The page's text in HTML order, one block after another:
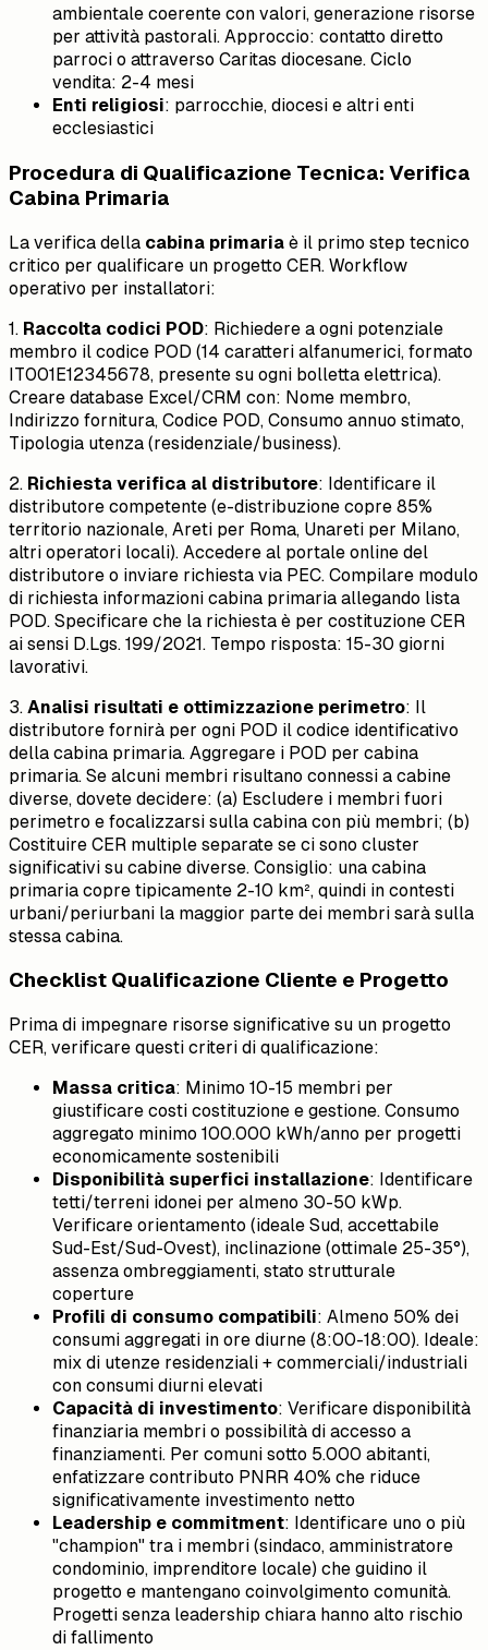
ambientale coerente con valori, generazione risorse
per attività pastorali. Approccio: contatto diretto
parroci o attraverso Caritas diocesane. Ciclo
vendita: 2-4 mesi
Enti religiosi: parrocchie, diocesi e altri enti
ecclesiastici
Procedura di Qualificazione Tecnica: Verifica
Cabina Primaria
La verifica della cabina primaria è il primo step tecnico
critico per qualificare un progetto CER. Workflow
operativo per installatori:
1. Raccolta codici POD: Richiedere a ogni potenziale
membro il codice POD (14 caratteri alfanumerici, formato
IT001E12345678, presente su ogni bolletta elettrica).
Creare database Excel/CRM con: Nome membro,
Indirizzo fornitura, Codice POD, Consumo annuo stimato,
Tipologia utenza (residenziale/business).
2. Richiesta verifica al distributore: Identificare il
distributore competente (e-distribuzione copre 85%
territorio nazionale, Areti per Roma, Unareti per Milano,
altri operatori locali). Accedere al portale online del
distributore o inviare richiesta via PEC. Compilare modulo
di richiesta informazioni cabina primaria allegando lista
POD. Specificare che la richiesta è per costituzione CER
ai sensi D.Lgs. 199/2021. Tempo risposta: 15-30 giorni
lavorativi.
3. Analisi risultati e ottimizzazione perimetro: Il
distributore fornirà per ogni POD il codice identificativo
della cabina primaria. Aggregare i POD per cabina
primaria. Se alcuni membri risultano connessi a cabine
diverse, dovete decidere: (a) Escludere i membri fuori
perimetro e focalizzarsi sulla cabina con più membri; (b)
Costituire CER multiple separate se ci sono cluster
significativi su cabine diverse. Consiglio: una cabina
primaria copre tipicamente 2-10 km², quindi in contesti
urbani/periurbani la maggior parte dei membri sarà sulla
stessa cabina.
Checklist Qualificazione Cliente e Progetto
Prima di impegnare risorse significative su un progetto
CER, verificare questi criteri di qualificazione:
Massa critica: Minimo 10-15 membri per
giustificare costi costituzione e gestione. Consumo
aggregato minimo 100.000 kWh/anno per progetti
economicamente sostenibili
Disponibilità superfici installazione: Identificare
tetti/terreni idonei per almeno 30-50 kWp.
Verificare orientamento (ideale Sud, accettabile
Sud-Est/Sud-Ovest), inclinazione (ottimale 25-35°),
assenza ombreggiamenti, stato strutturale
coperture
Profili di consumo compatibili: Almeno 50% dei
consumi aggregati in ore diurne (8:00-18:00). Ideale:
mix di utenze residenziali + commerciali/industriali
con consumi diurni elevati
Capacità di investimento: Verificare disponibilità
finanziaria membri o possibilità di accesso a
finanziamenti. Per comuni sotto 5.000 abitanti,
enfatizzare contributo PNRR 40% che riduce
significativamente investimento netto
Leadership e commitment: Identificare uno o più
"champion" tra i membri (sindaco, amministratore
condominio, imprenditore locale) che guidino il
progetto e mantengano coinvolgimento comunità.
Progetti senza leadership chiara hanno alto rischio
di fallimento